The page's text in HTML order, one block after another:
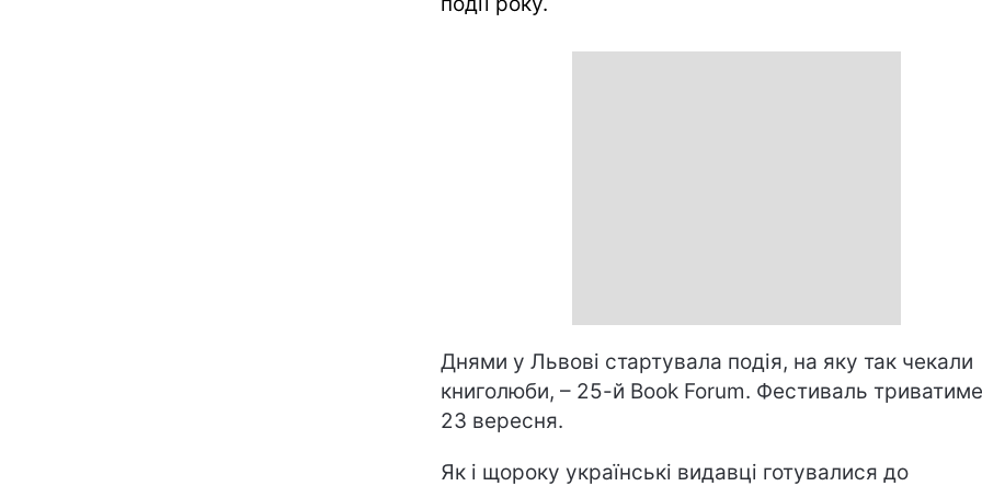
Днями у Львові стартувала подія, на яку так чекали
книголюби, – 25-й Book Forum. Фестиваль
23 вересня.
Як і щороку українські видавці готувалися до